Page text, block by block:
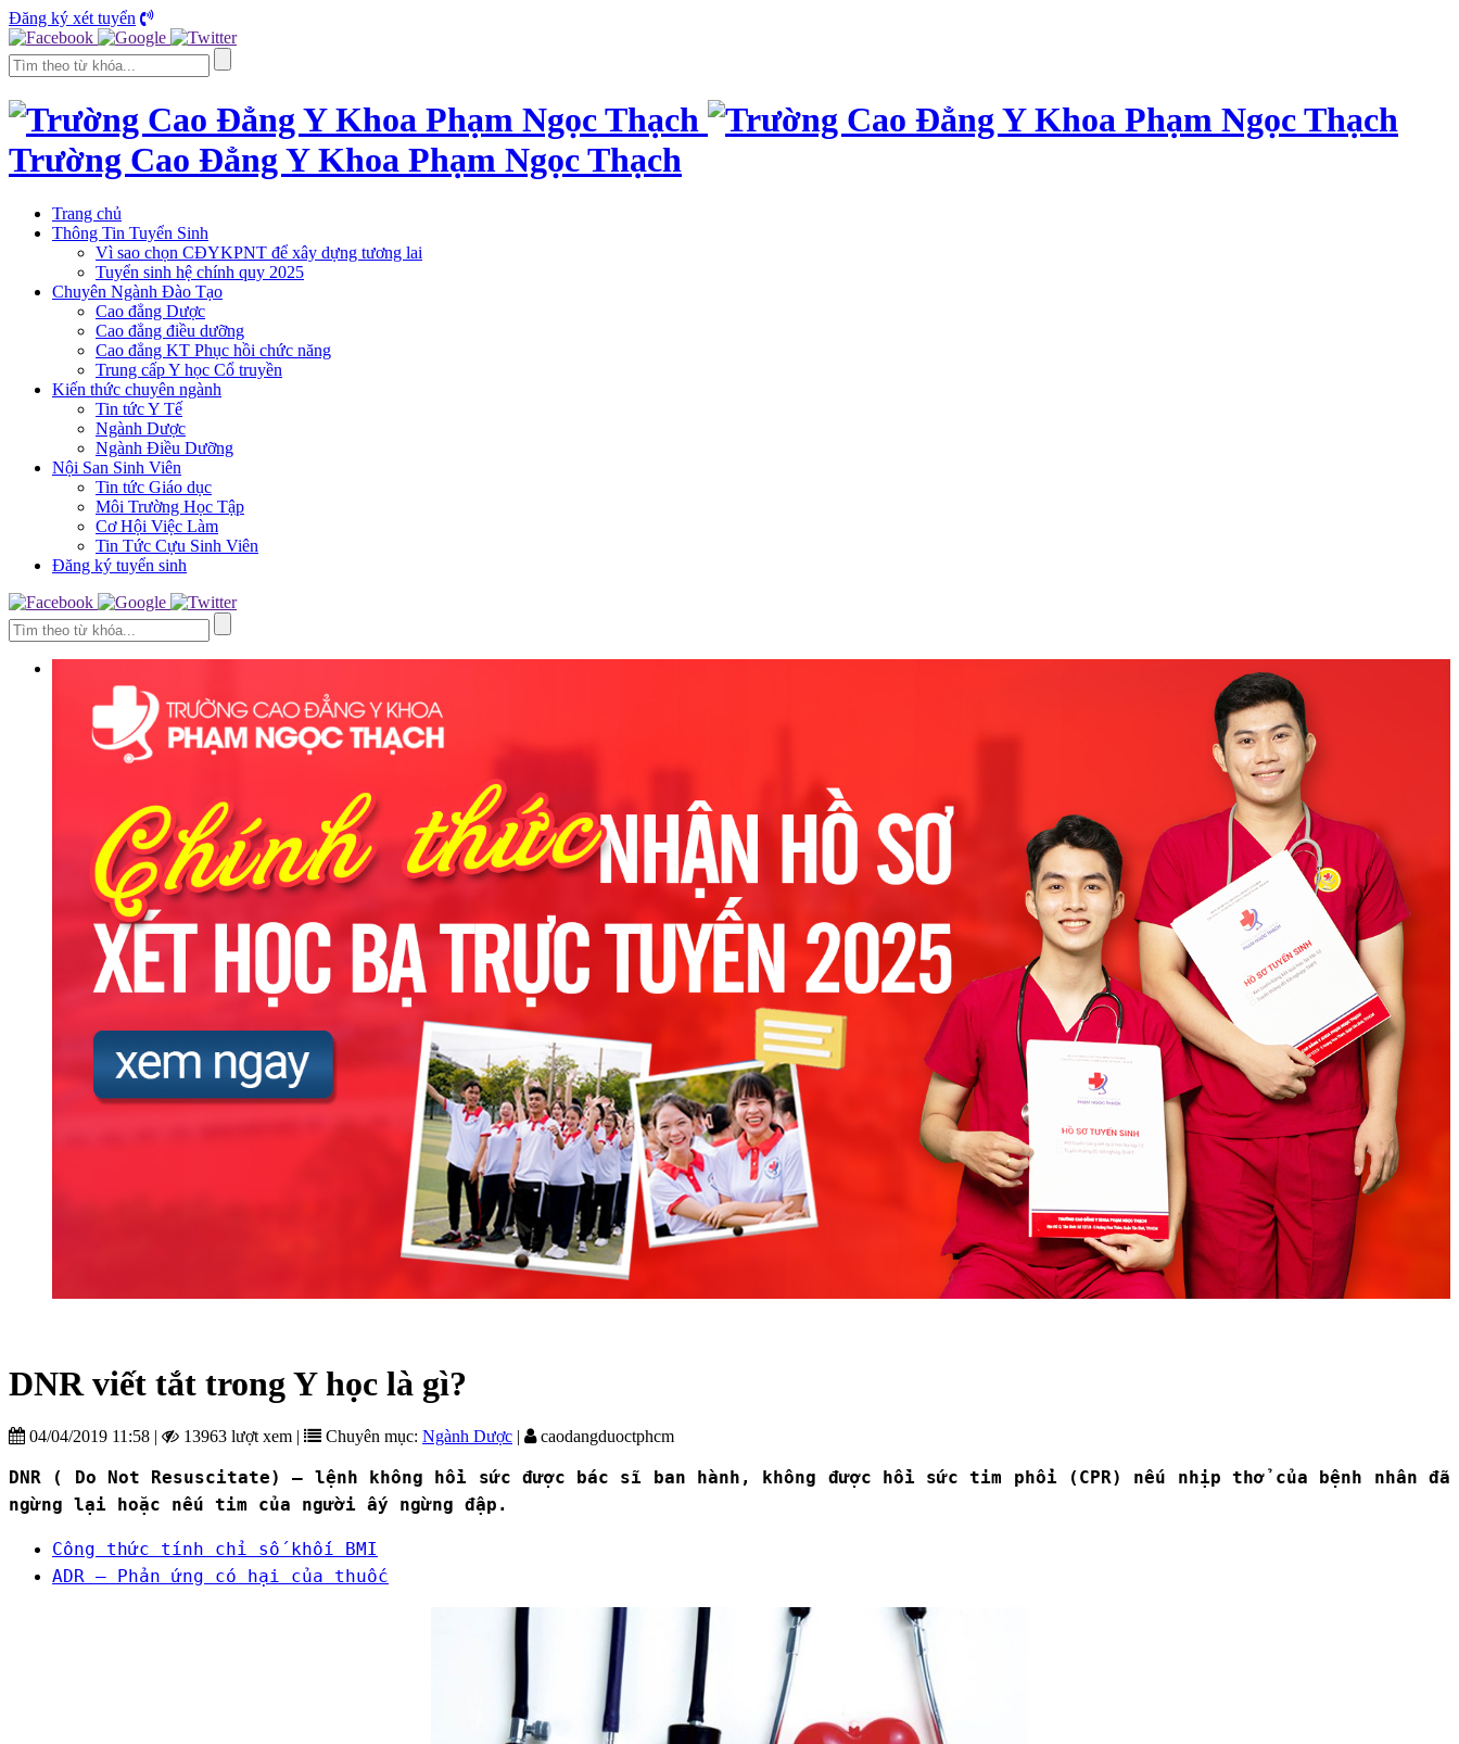
Đăng ký xét tuyển
Trường Cao Đẳng Y Khoa Phạm Ngọc Thạch
Trang chủ
Thông Tin Tuyển Sinh
Vì sao chọn CĐYKPNT để xây dựng tương lai
Tuyển sinh hệ chính quy 2025
Chuyên Ngành Đào Tạo
Cao đẳng Dược
Cao đẳng điều dưỡng
Cao đẳng KT Phục hồi chức năng
Trung cấp Y học Cổ truyền
Kiến thức chuyên ngành
Tin tức Y Tế
Ngành Dược
Ngành Điều Dưỡng
Nội San Sinh Viên
Tin tức Giáo dục
Môi Trường Học Tập
Cơ Hội Việc Làm
Tin Tức Cựu Sinh Viên
Đăng ký tuyển sinh
DNR viết tắt trong Y học là gì?
04/04/2019 11:58 | 13963 lượt xem | Chuyên mục: Ngành Dược | caodangduoctphcm
DNR ( Do Not Resuscitate) – lệnh không hồi sức được bác sĩ ban hành, không được hồi sức tim phổi (CPR) nếu nhịp thở của bệnh nhân đã
ngừng lại hoặc nếu tim của người ấy ngừng đập.
Công thức tính chỉ số khối BMI
ADR – Phản ứng có hại của thuốc